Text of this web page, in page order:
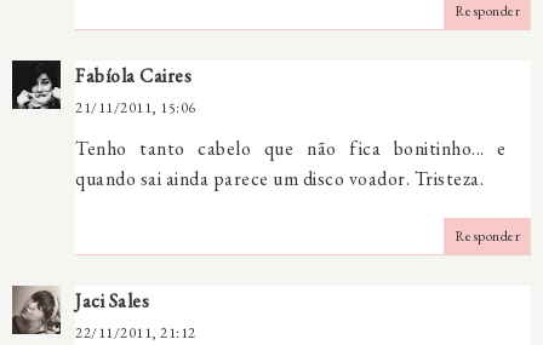
Responder
Fabíola Caires
21/11/2011, 15:06
Tenho tanto cabelo que não fica bonitinho... e
quando sai ainda parece um disco voador. Tristeza.
Responder
Jaci Sales
22/11/2011, 21:12